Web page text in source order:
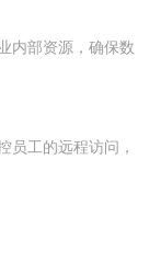
内部资源，确保数
员工的远程访问，